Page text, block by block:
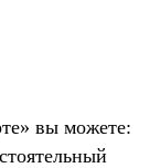
вы можете: